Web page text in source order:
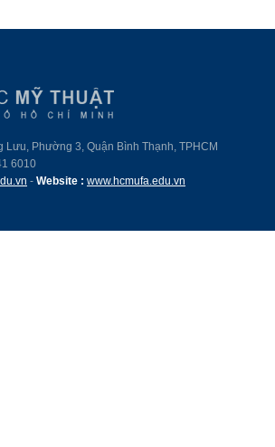
Lưu, Phường 3, Quận Bình Thạnh, TPHCM
6010
- Website : www.hcmufa.edu.vn